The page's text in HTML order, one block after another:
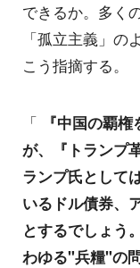
できるか。多く
「孤立主義」の
こう指摘する。
「
『中国の覇
が、『トランプ
ランプ氏として
いるドル債券、
とするでしょう
わゆる"兵糧"の